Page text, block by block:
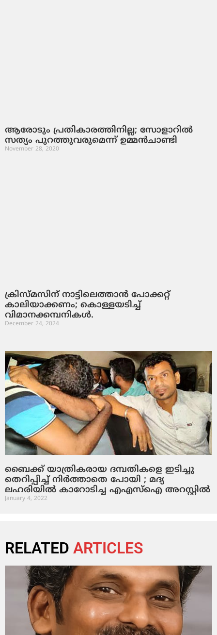
ആരോടും പ്രതികാരത്തിനില്ല; സോളാറില്‍
സത്യം പുറത്തുവരുമെന്ന് ഉമ്മന്‍ചാണ്ടി
November 28, 2020
ക്രിസ്മസിന് നാട്ടിലെത്താൻ പോക്കറ്റ്
കാലിയാക്കണം; കൊള്ളയടിച്ച്
വിമാനക്കമ്പനികൾ.
December 24, 2024
ബൈക്ക് യാത്രികരായ ദമ്പതികളെ ഇടിച്ചു
തെറിപ്പിച്ച് നിര്‍ത്താതെ പോയി ; മദ്യ
ലഹരിയില്‍ കാറോടിച്ച എഎസ്ഐ അറസ്റ്റില്‍
January 4, 2022
RELATED ARTICLES